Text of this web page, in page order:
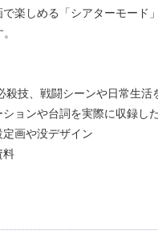
楽しめる「シアターモード
殺技、戦闘シーンや日常生
ションや台詞を実際に収録
画や没デザイン
料